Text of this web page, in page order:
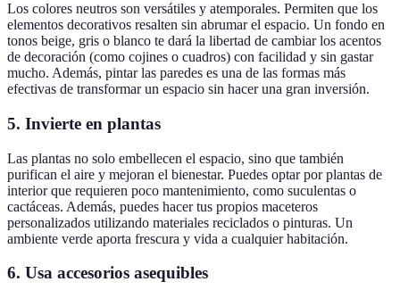
Los colores neutros son versátiles y atemporales. Permiten que los
elementos decorativos resalten sin abrumar el espacio. Un fondo en
tonos beige, gris o blanco te dará la libertad de cambiar los acentos
de decoración (como cojines o cuadros) con facilidad y sin gastar
mucho. Además, pintar las paredes es una de las formas más
efectivas de transformar un espacio sin hacer una gran inversión.
5. Invierte en plantas
Las plantas no solo embellecen el espacio, sino que también
purifican el aire y mejoran el bienestar. Puedes optar por plantas de
interior que requieren poco mantenimiento, como suculentas o
cactáceas. Además, puedes hacer tus propios maceteros
personalizados utilizando materiales reciclados o pinturas. Un
ambiente verde aporta frescura y vida a cualquier habitación.
6. Usa accesorios asequibles